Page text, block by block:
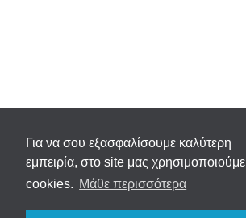
Για να σου εξασφαλίσουμε καλύτερη
εμπειρία, στο site μας χρησιμοποιούμε
cookies. Μάθε περισσότερα